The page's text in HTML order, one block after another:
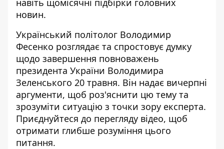
навіть щомісячні підбірки головних
новин.
Український політолог Володимир
Фесенко розглядає та спростовує думку
щодо завершення повноважень
президента України Володимира
Зеленського 20 травня. Він надає вичерпні
аргументи, щоб роз'яснити цю тему та
зрозуміти ситуацію з точки зору експерта.
Приєднуйтеся до перегляду відео, щоб
отримати глибше розуміння цього
питання.